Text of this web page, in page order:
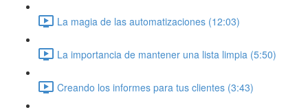
La magia de las automatizaciones (12:03)
La importancia de mantener una lista limpia (5:50)
Creando los informes para tus clientes (3:43)